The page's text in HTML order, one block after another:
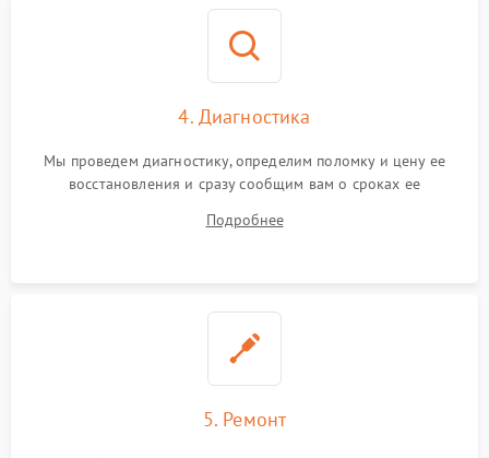
4. Диагностика
Мы проведем диагностику, определим поломку и цену ее
восстановления и сразу сообщим вам о сроках ее
Подробнее
5. Ремонт